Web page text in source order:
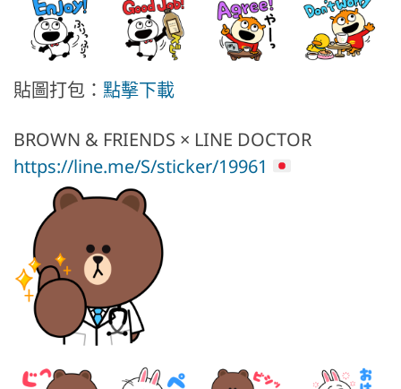
貼圖打包： 點擊下載
BROWN & FRIENDS × LINE DOCTOR
https://line.me/S/sticker/19961